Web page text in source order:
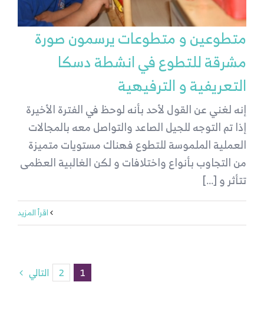
متطوعين و متطوعات يرسمون صورة
مشرقة للتطوع في انشطة دسكا
التعريفية و الترفيهية
إنه لغني عن القول لأحد بأنه لوحظ في الفترة الأخيرة
إذا تم التوجه للجيل الصاعد والتواصل معه بالمجالات
العملية الملموسة للتطوع فهناك مستويات متميزة
من التجاوب بأنواع واختلافات و لكن الغالبية العظمى
تتأثر و [...]
1
2 التالي